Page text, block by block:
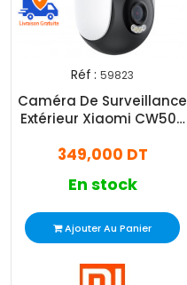
Réf : 59823
Caméra De Surveillance
Extérieur Xiaomi CW500
349,000 DT
En stock
Ajouter Au Panier